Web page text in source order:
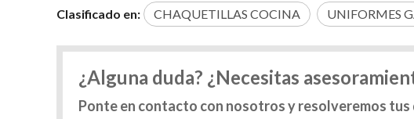
Clasificado en: CHAQUETILLAS COCINA UNIFORMES
¿Alguna duda? ¿Necesitas
Ponte en contacto con nosotros y resolveremos tus